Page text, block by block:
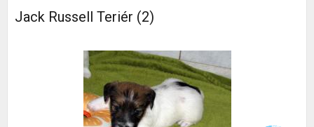
Jack Russell Teriér (2)